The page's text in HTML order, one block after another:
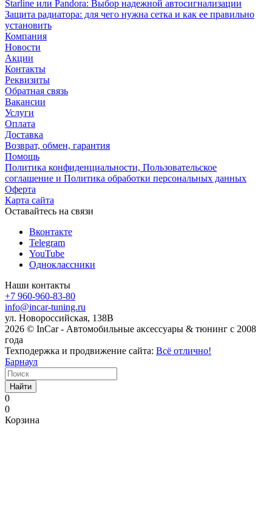
Starline или Pandora: Выбор надежной автосигнализации
Защита радиатора: для чего нужна сетка и как ее правильно
установить
Компания
Новости
Акции
Контакты
Реквизиты
Обратная связь
Вакансии
Услуги
Оплата
Доставка
Возврат, обмен, гарантия
Помощь
Политика конфиденциальности, Пользовательское
соглашение и Политика обработки персональных данных
Оферта
Карта сайта
Оставайтесь на связи
Вконтакте
Telegram
YouTube
Одноклассники
Наши контакты
+7 960-960-83-80
info@incar-tuning.ru
ул. Новороссийская, 138В
2026 © InCar - Автомобильные аксессуары & тюнинг с 2008
года
Техподержка и продвижение сайта: Всё отлично!
Барнаул
Найти
0
0
Корзина